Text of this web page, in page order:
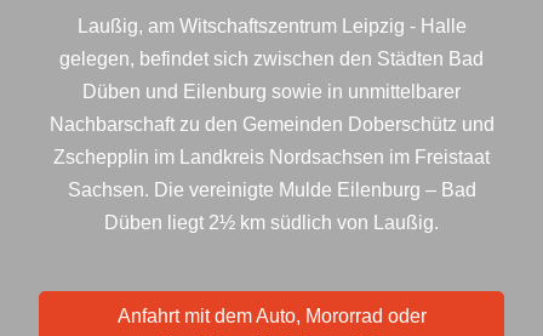
Laußig, am Witschaftszentrum Leipzig - Halle
gelegen, befindet sich zwischen den Städten Bad
Düben und Eilenburg sowie in unmittelbarer
Nachbarschaft zu den Gemeinden Doberschütz und
Zschepplin im Landkreis Nordsachsen im Freistaat
Sachsen. Die vereinigte Mulde Eilenburg – Bad
Düben liegt 2½ km südlich von Laußig.
Anfahrt mit dem Auto, Mororrad oder